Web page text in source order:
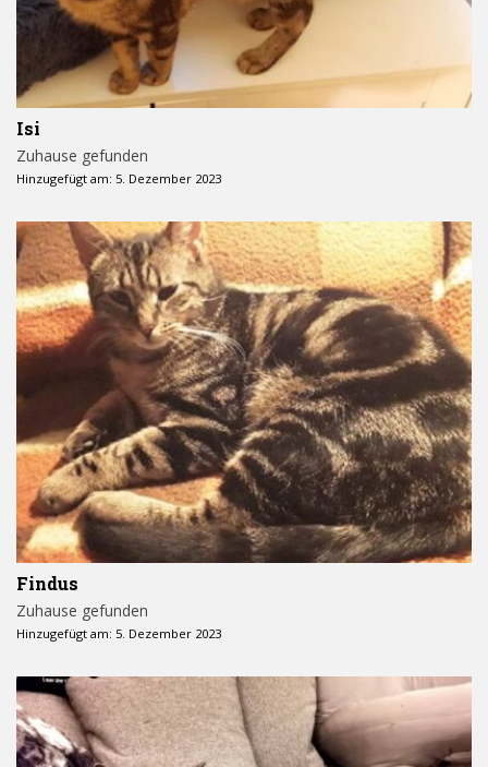
Isi
Zuhause gefunden
Hinzugefügt am: 5. Dezember 2023
Findus
Zuhause gefunden
Hinzugefügt am: 5. Dezember 2023